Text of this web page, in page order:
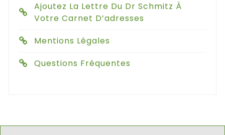
Ajoutez La Lettre Du Dr Schmitz À
Votre Carnet D’adresses
Mentions Légales
Questions Fréquentes